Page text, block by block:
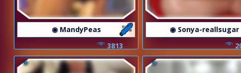
◉ MandyPeas
3813
◉ Sonya-reallsugar